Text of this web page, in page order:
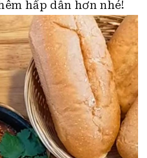
Cá hồi nóng hổi vừa
ngọt giòn, ăn kèm
nha!
ớt pha với nước
hấp dẫn hơn nhé!